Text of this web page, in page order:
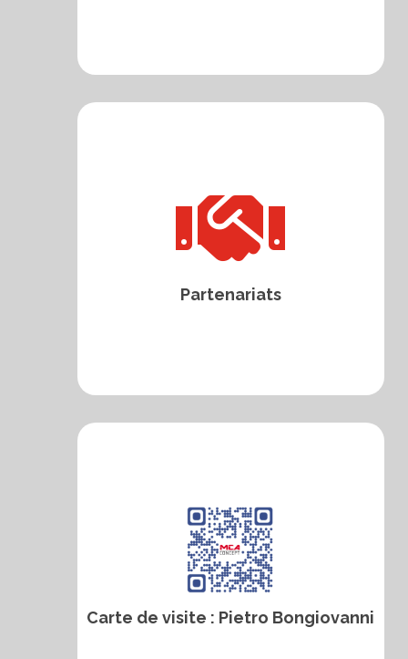

Partenariats
Carte de visite : Pietro Bongiovanni